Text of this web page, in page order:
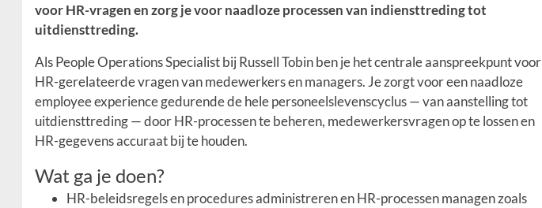
voor HR-vragen en zorg je voor naadloze processen van indiensttreding tot
uitdiensttreding.
Als People Operations Specialist bij Russell Tobin ben je het centrale aanspreekpunt voor
HR-gerelateerde vragen van medewerkers en managers. Je zorgt voor een naadloze
employee experience gedurende de hele personeelslevenscyclus — van aanstelling tot
uitdiensttreding — door HR-processen te beheren, medewerkersvragen op te lossen en
HR-gegevens accuraat bij te houden.
Wat ga je doen?
HR-beleidsregels en procedures administreren en HR-processen managen zoals